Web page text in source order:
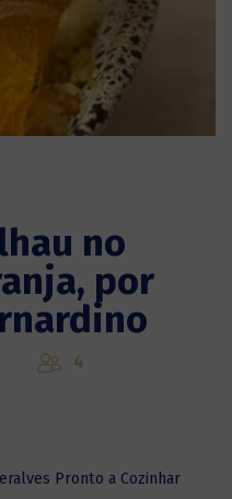
no
por
4
Pronto a Cozinhar